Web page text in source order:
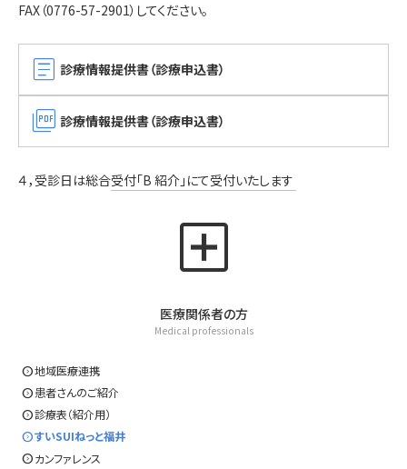
FAX（0776-57-2901）してください。
article 診療情報提供書（診療申込書）
picture_as_pdf 診療情報提供書（診療申込書）
４，受診日は総合受付「B 紹介」にて受付いたします
local_hospital
医療関係者の方
Medical professionals
expand_circle_right地域医療連携
expand_circle_right患者さんのご紹介
expand_circle_right診療表（紹介用）
expand_circle_rightすいSUIねっと福井
expand_circle_rightカンファレンス